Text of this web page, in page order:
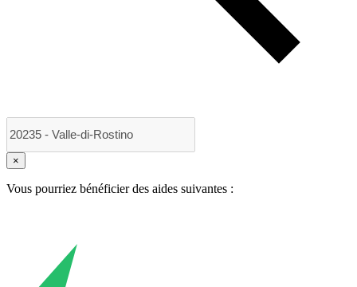
×
Vous pourriez bénéficier des aides suivantes :